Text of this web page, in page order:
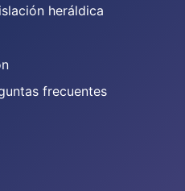
heráldica
frecuentes